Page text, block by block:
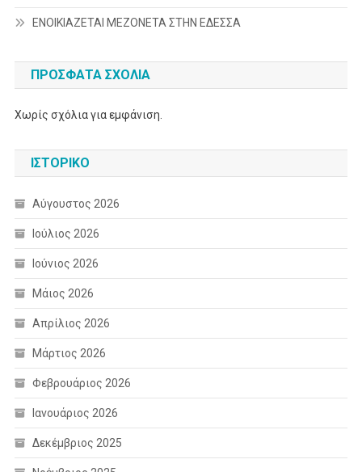
ΕΝΟΙΚΙΑΖΕΤΑΙ ΜΕΖΟΝΕΤΑ ΣΤΗΝ ΕΔΕΣΣΑ
ΠΡΌΣΦΑΤΑ ΣΧΌΛΙΑ
Χωρίς σχόλια για εμφάνιση.
ΙΣΤΟΡΙΚΌ
Αύγουστος 2026
Ιούλιος 2026
Ιούνιος 2026
Μάιος 2026
Απρίλιος 2026
Μάρτιος 2026
Φεβρουάριος 2026
Ιανουάριος 2026
Δεκέμβριος 2025